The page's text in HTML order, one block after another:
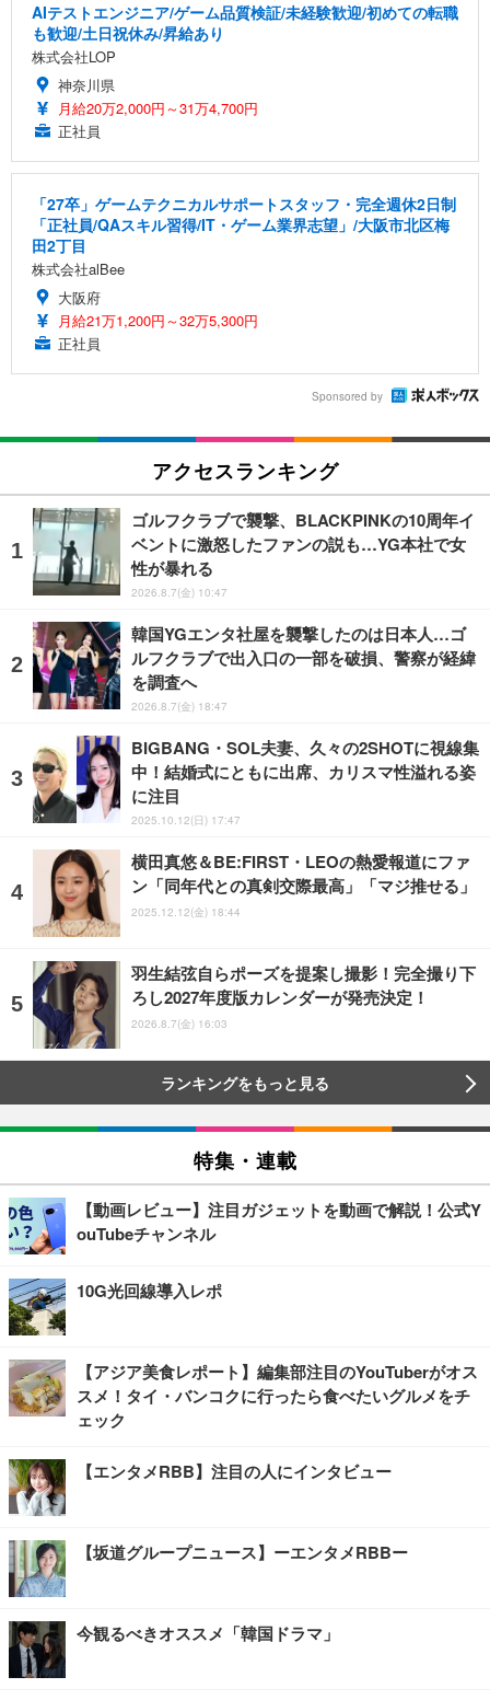
AIテストエンジニア/ゲーム品質検証/未経験歓迎/初めての転職
も歓迎/土日祝休み/昇給あり
株式会社LOP
神奈川県
月給20万2,000円～31万4,700円
正社員
「27卒」ゲームテクニカルサポートスタッフ・完全週休2日制
「正社員/QAスキル習得/IT・ゲーム業界志望」/大阪市北区梅
田2丁目
株式会社alBee
大阪府
月給21万1,200円～32万5,300円
正社員
Sponsored by
アクセスランキング
ゴルフクラブで襲撃、BLACKPINKの10周年イ
ベントに激怒したファンの説も…YG本社で女
性が暴れる
2026.8.7(金) 10:47
韓国YGエンタ社屋を襲撃したのは日本人…ゴ
ルフクラブで出入口の一部を破損、警察が経緯
を調査へ
2026.8.7(金) 18:47
BIGBANG・SOL夫妻、久々の2SHOTに視線集
中！結婚式にともに出席、カリスマ性溢れる姿
に注目
2025.10.12(日) 17:47
横田真悠＆BE:FIRST・LEOの熱愛報道にファ
ン「同年代との真剣交際最高」「マジ推せる」
2025.12.12(金) 18:44
羽生結弦自らポーズを提案し撮影！完全撮り下
ろし2027年度版カレンダーが発売決定！
2026.8.7(金) 16:03
ランキングをもっと見る
特集・連載
【動画レビュー】注目ガジェットを動画で解説！公式Y
ouTubeチャンネル
10G光回線導入レポ
【アジア美食レポート】編集部注目のYouTuberがオス
スメ！タイ・バンコクに行ったら食べたいグルメをチ
ェック
【エンタメRBB】注目の人にインタビュー
【坂道グループニュース】ーエンタメRBBー
今観るべきオススメ「韓国ドラマ」